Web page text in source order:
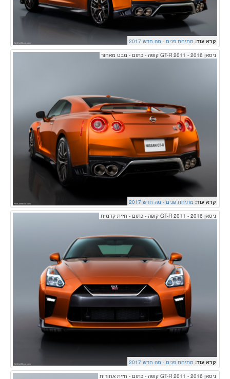
קרא עוד: מתיחת פנים - מה חדש 2017
ניסאן GT-R 2011 - 2016 קופה - כתום - מבט מאחור
קרא עוד: מתיחת פנים - מה חדש 2017
ניסאן GT-R 2011 - 2016 קופה - כתום - חזית קדמית
קרא עוד: מתיחת פנים - מה חדש 2017
ניסאן GT-R 2011 - 2016 קופה - כתום - חזית אחורית